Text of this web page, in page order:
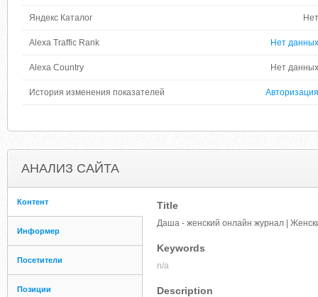
Яндекс Каталог Нет
Alexa Traffic Rank Нет данных
Alexa Country Нет данных
История изменения показателей Авторизация
АНАЛИЗ САЙТА
Контент
Информер
Посетители
Позиции
Title
Даша - женский онлайн журнал |
Keywords
n/a
Description